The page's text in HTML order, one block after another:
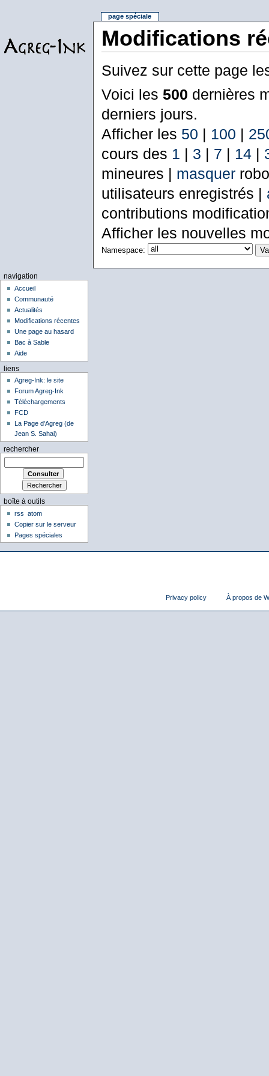
Modifications
Suivez sur cette page
Voici les 500 dernières
derniers jours.
Afficher les 50 | 100 |
cours des 1 | 3 | 7 | 14|
mineures | masquer
utilisateurs enregistrés |
contributions
Afficher les nouvelles
Namespace:
page spéciale
navigation
Accueil
Communauté
Actualités
Modifications récentes
Une page au hasard
Bac à Sable
Aide
liens
Agreg-Ink: le site
Forum Agreg-Ink
Téléchargements
FCD
La Page d'Agreg (de
Jean S. Sahai)
rechercher
boîte à outils
rss
atom
Copier sur le serveur
Pages spéciales
Privacy policy À propos de